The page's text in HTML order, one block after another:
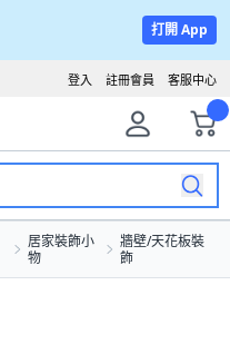
打開 App
客服中心
註冊會員
登入
居家裝飾小
物
牆壁/天花板裝
飾